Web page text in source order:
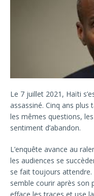
Le 7 juillet 2021, Haïti
assassiné. Cinq ans
les mêmes questions,
sentiment d’abandon.
L’enquête avance au
les audiences se
se fait toujours attendre.
semble courir après son